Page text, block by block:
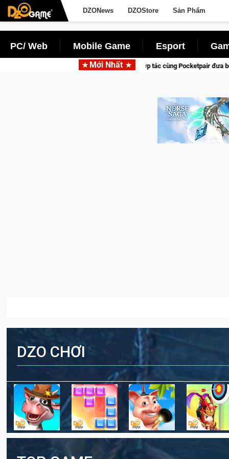
DZONews DZOStore Sản Phẩm
PC/ Web Mobile Game Esport
Mới Nhất
Garena hợp tác cùng Pocketpair đưa bom tấn săn thú sinh
DZO CHƠI